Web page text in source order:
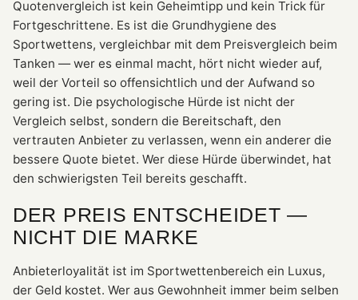
Quotenvergleich ist kein Geheimtipp und kein Trick für
Fortgeschrittene. Es ist die Grundhygiene des
Sportwettens, vergleichbar mit dem Preisvergleich beim
Tanken — wer es einmal macht, hört nicht wieder auf,
weil der Vorteil so offensichtlich und der Aufwand so
gering ist. Die psychologische Hürde ist nicht der
Vergleich selbst, sondern die Bereitschaft, den
vertrauten Anbieter zu verlassen, wenn ein anderer die
bessere Quote bietet. Wer diese Hürde überwindet, hat
den schwierigsten Teil bereits geschafft.
DER PREIS ENTSCHEIDET —
NICHT DIE MARKE
Anbieterloyalität ist im Sportwettenbereich ein Luxus,
der Geld kostet. Wer aus Gewohnheit immer beim selben